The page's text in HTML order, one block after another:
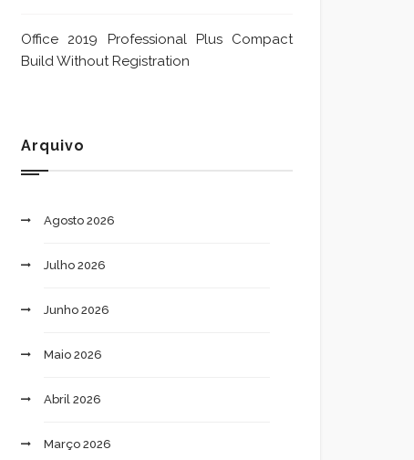
Office 2019 Professional Plus Compact
Build Without Registration
Arquivo
Agosto 2026
Julho 2026
Junho 2026
Maio 2026
Abril 2026
Março 2026